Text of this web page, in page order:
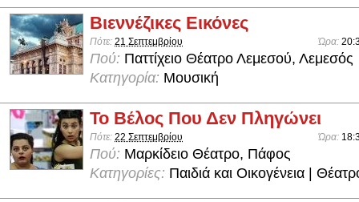
Βιεννέζικες Εικόνες
Πότε: 21 Σεπτεμβρίου Ώρα:
Πού: Παττίχειο Θέατρο Λεμεσού, Λεμεσός
Κατηγορία: Μουσική
Το Βέλος Που Δεν Πληγώνει
Πότε: 22 Σεπτεμβρίου Ώρα:
Πού: Μαρκίδειο Θέατρο, Πάφος
Κατηγορίες: Παιδιά και Οικογένεια |